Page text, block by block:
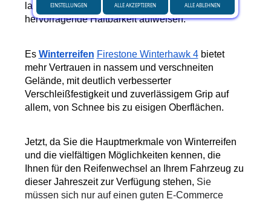
lange Strecken perfekt sind, da sie eine
hervorragende Haltbarkeit aufweisen.
Es Winterreifen Firestone Winterhawk 4 bietet
mehr Vertrauen in nassem und verschneiten
Gelände, mit deutlich verbesserter
Verschleißfestigkeit und zuverlässigem Grip auf
allem, von Schnee bis zu eisigen Oberflächen.
Jetzt, da Sie die Hauptmerkmale von Winterreifen
und die vielfältigen Möglichkeiten kennen, die
Ihnen für den Reifenwechsel an Ihrem Fahrzeug zu
dieser Jahreszeit zur Verfügung stehen, Sie
müssen sich nur auf einen guten E-Commerce
EINSTELLUNGEN ALLE ABLEHNEN
ALLE AKZEPTIEREN